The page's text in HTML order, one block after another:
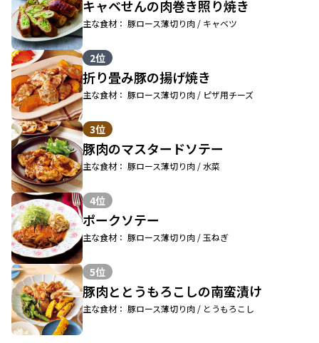
キャベせんの肉巻き照り焼き
主な食材： 豚ロース薄切り肉 / キャベツ
2位
折り畳み豚の揚げ焼き
主な食材： 豚ロース薄切り肉 / ピザ用チーズ
3位
豚肉のマスタードソテー
主な食材： 豚ロース薄切り肉 / 水菜
4位
ポークソテー
主な食材： 豚ロース薄切り肉 / 玉ねぎ
5位
豚肉ととうもろこしの南蛮漬け
主な食材： 豚ロース薄切り肉 / とうもろこし